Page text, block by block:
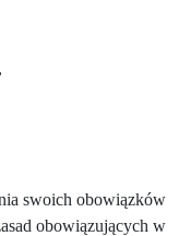
swoich obowiązków
obowiązujących w